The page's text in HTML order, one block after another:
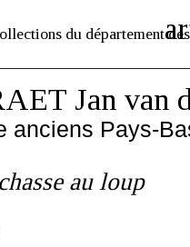
du département des
Jan van
anciens Pays-
au loup